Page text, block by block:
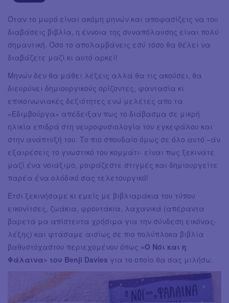
Όταν το μωρό είναι ακόμη μηνών και αποφασίζεις να του
διαβάσεις βιβλία, η έννοια της συναπόλαυσης είναι πολύ
σημαντική. Όσο το απολαμβάνεις εσύ τόσο θα θέλει να
διαβάζετε μαζί κι αυτό αρκεί!
Μηνών δεν θα μάθει λέξεις αλλά θα τις ακούσει, θα
διευρύνει δημιουργικούς ορίζοντες, φαντασία κι
επικοινωνιακές δεξιότητες ενώ μελέτες απο τα
«Εδιμβούργα» απέδειξαν πως το διάβασμα σε μικρή
ηλικία επιδρά στη νευροφυσιολογία του εγκεφάλου και
στην ανάπτυξή του. Το πιο σπουδαίο όμως σε όλο αυτό –άν
εξαιρέσεις το γνωστικό του κομμάτι- είναι πως ξεκινάτε
μαζί ένα νοιάξιμο, μοιράζεστε στιγμές και δημιουργείτε
παρέα ένα ολόδικό σας τελετουργικό!
Έτσι ξεκινήσαμε κι εμείς με βιβλιαράκια του τύπου
εικονίτσες, ζωάκια, φρουτάκια, λαχανικά (απέραντα
βαρετά μα απίστευτα χρήσιμα για την σύνδεση εικόνας-
λέξης) και φτάσαμε αισίως σε πιο πολύπλοκα βιβλία
βαθυστόχαστου περιεχομένου όπως «Ο Νόι και η
Φάλαινα» του Benji Davies για το οποίο θα σας μιλήσω.